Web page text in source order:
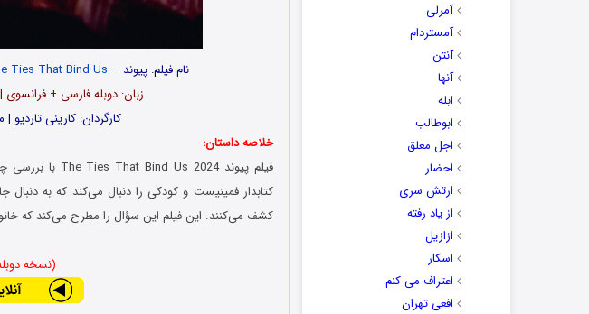
آمرلی
آمستردام
آنتن
آنها
ابله
ابوطالب
اجل معلق
احضار
ارتش سری
از یاد رفته
ازازیل
اسکار
اعتراف می کنم
افعی تهران
نام فیلم: پیوند – Ties That Bind Us
زبان: دوبله فارسی + فرانسوی |
کارگردان: کارینی تاردیو |
خلاصه داستان:
فیلم پیوند The Ties That Bind Us 2024 با بررسی چالش‌های ساختارهای
کتابدار فمینیست و کودکی را دنبال می‌کند که به
کشف می‌کنند. این فیلم این سؤال را مطرح می‌کند که
(نسخه